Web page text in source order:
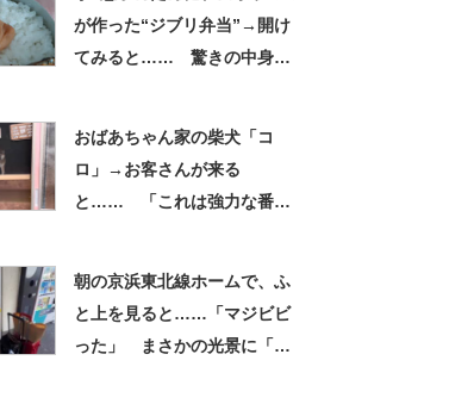
が作った“ジブリ弁当”→開け
てみると…… 驚きの中身に
おばあちゃん家の柴犬「コ
ロ」→お客さんが来る
と…… 「これは強力な番犬
朝の京浜東北線ホームで、ふ
と上を見ると……「マジビビ
った」 まさかの光景に「こ